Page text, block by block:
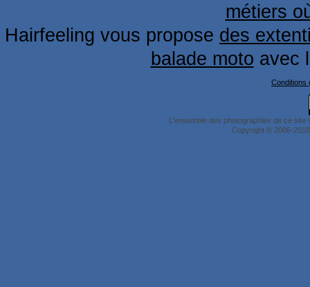
métiers
Hairfeeling vous propose des
balade moto avec
Conditions
L'ensemble des photographies de ce
Copyright © 2006-